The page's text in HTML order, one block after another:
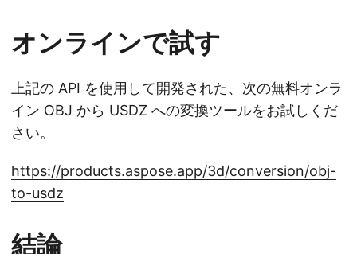
オンラインで試す
上記の API を使用して開発された、次の無料オンラ
イン OBJ から USDZ への変換ツールをお試しくだ
さい。
https://products.aspose.app/3d/conversion/obj-
to-usdz
結論